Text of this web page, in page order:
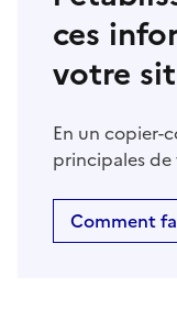
ces
votre
En un copier-
principales
Comment